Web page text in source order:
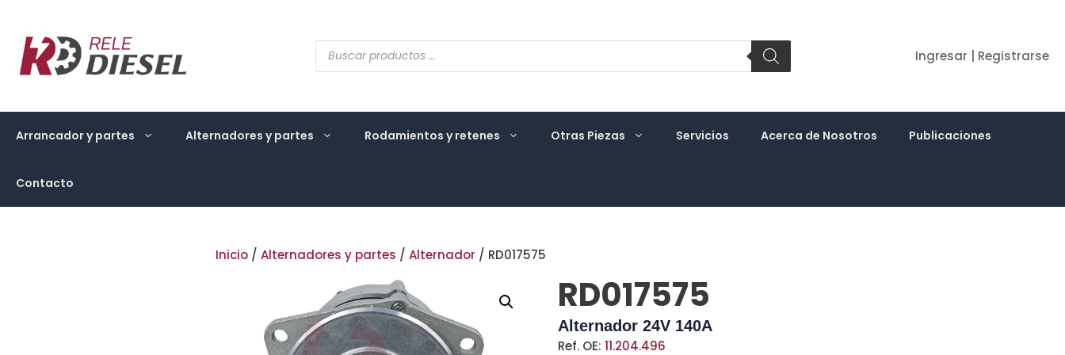
contenido
Búsqueda
de
productos
Ingresar | Registrarse
Arrancador y partes Alternadores y partes Rodamientos y retenes Otras Piezas Servicios Acerca de Nosotros Publicaciones
Contacto
Inicio / Alternadores y partes / Alternador / RD017575
RD017575
Alternador 24V 140A
Ref. OE: 11.204.496